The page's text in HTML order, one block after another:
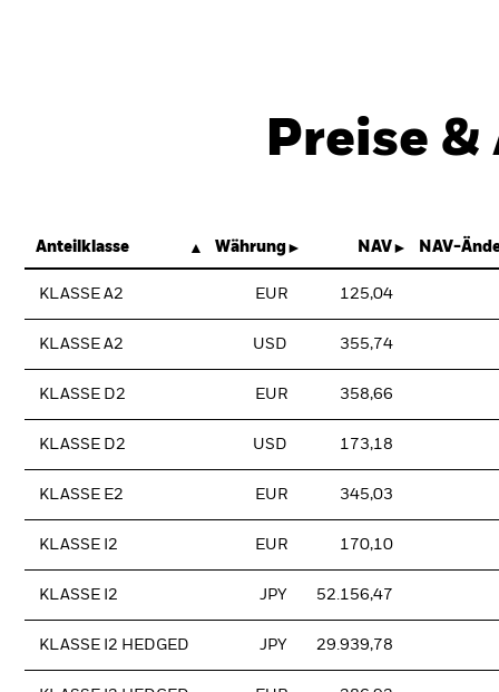
Preise
Anteilklasse Währung NAV NAV-
KLASSE A2 EUR 125,04
KLASSE A2 USD 355,74
KLASSE D2 EUR 358,66
KLASSE D2 USD 173,18
KLASSE E2 EUR 345,03
KLASSE I2 EUR 170,10
KLASSE I2 JPY 52.156,47
KLASSE I2 HEDGED JPY 29.939,78